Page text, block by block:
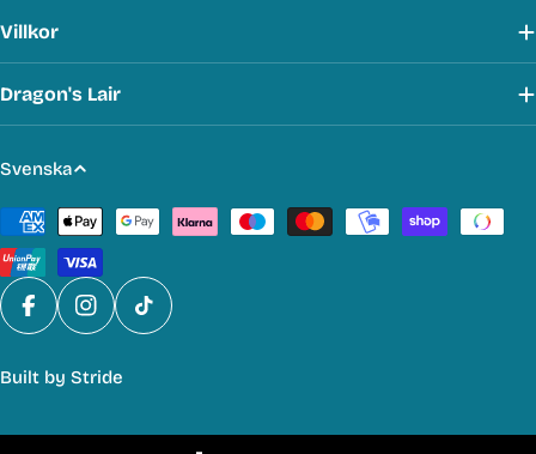
Villkor
Dragon's Lair
S
p
r
å
k
Svenska
Betalmetoder
FacebookInstagram
TikTok
Built by Stride